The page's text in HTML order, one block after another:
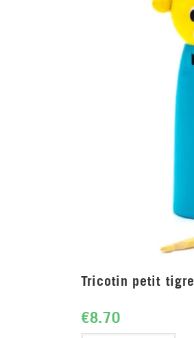
Tricotin petit tigre
€8.70